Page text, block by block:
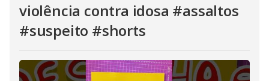
violência contra idosa #assaltos
#suspeito #shorts